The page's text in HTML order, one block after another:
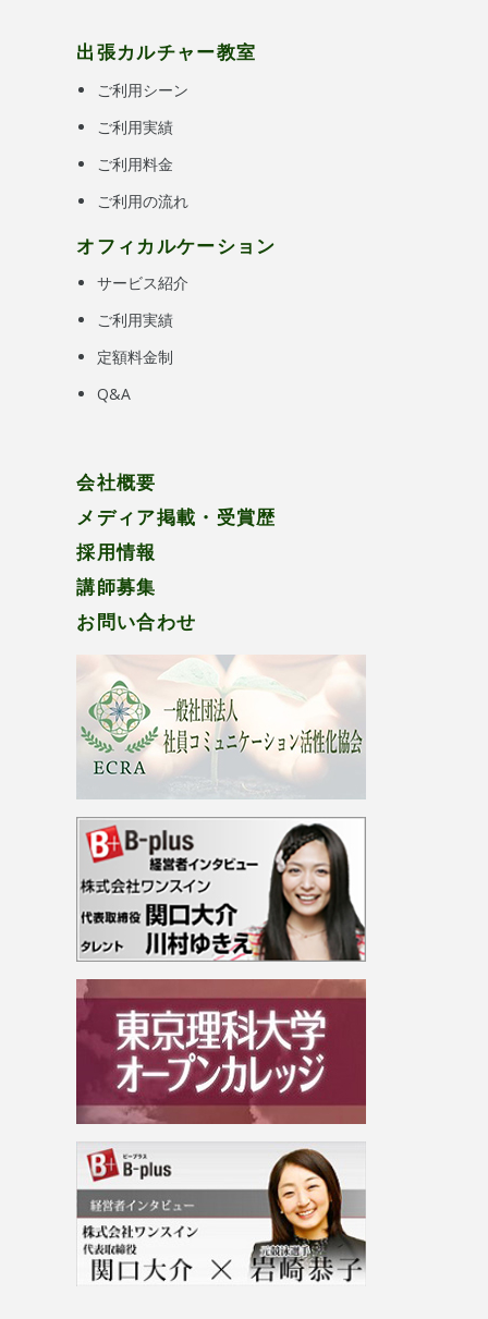
出張カルチャー教室
ご利用シーン
ご利用実績
ご利用料金
ご利用の流れ
オフィカルケーション
サービス紹介
ご利用実績
定額料金制
Q&A
会社概要
メディア掲載・受賞歴
採用情報
講師募集
お問い合わせ